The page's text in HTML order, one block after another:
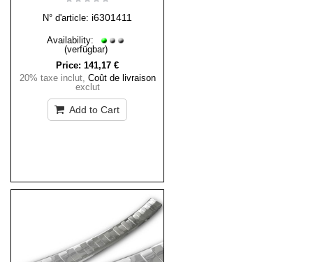
N° d'article: i6301411
Availability:
(verfügbar)
Price: 141,17 €
20% taxe inclut, Coût de livraison
exclut
Add to Cart